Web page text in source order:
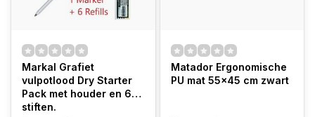
Markal Grafiet
vulpotlood Dry Starter
Pack met houder en 6
stiften.
Matador Ergonomische
PU mat 55x45 cm zwart